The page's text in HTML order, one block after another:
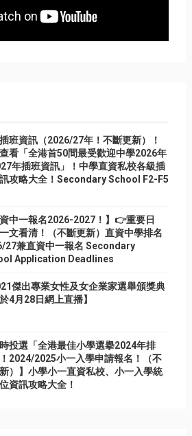
班資訊（2026/27年！不斷更新）！
看「全港首50間最受歡迎中學2026年
年插班資訊」！中學直資私校各級插
攻略大全！Secondary School F2-F5
資中一報名2026-2027！】👉重要日
文看清！（不斷更新）直資中學排名
27兼直資中一報名 Secondary
Application Deadlines
傑出專業女性及女企業家選舉頒獎典
4月28日網上直播】
時投選「全港最佳小學選擧2024年排
2024/2025小一入學申請報名！（不
）】小學小一直資私校、小一入學統
資訊攻略大全！